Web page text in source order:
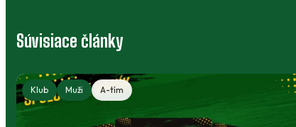
Súvisiace články
Klubový bazár: výstroj, ktorá môže
poslúžiť ďalej